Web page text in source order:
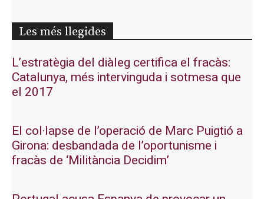
Les més llegides
L’estratègia del diàleg certifica el fracàs:
Catalunya, més intervinguda i sotmesa que
el 2017
El col·lapse de l’operació de Marc Puigtió a
Girona: desbandada de l’oportunisme i
fracàs de ‘Militància Decidim’